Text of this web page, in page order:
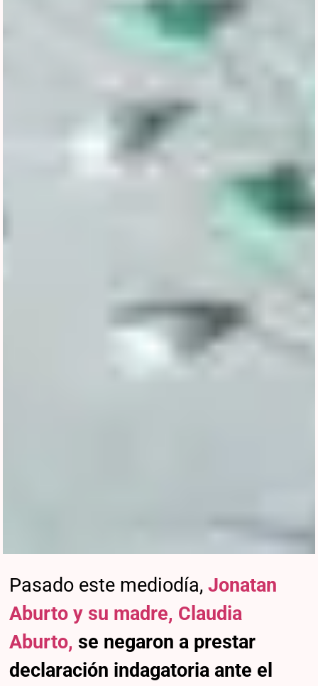
Pasado este mediodía, Jonatan
Aburto y su madre, Claudia
Aburto, se negaron a prestar
declaración indagatoria ante el